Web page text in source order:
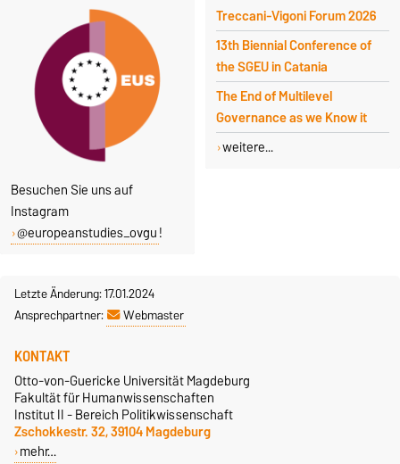
Treccani-Vigoni Forum 2026
13th Biennial Conference of
the SGEU in Catania
The End of Multilevel
Governance as we Know it
weitere...
Besuchen Sie uns auf
Instagram
@europeanstudies_ovgu!
Letzte Änderung: 17.01.2024
Ansprechpartner:
Webmaster
KONTAKT
Otto-von-Guericke Universität Magdeburg
Fakultät für Humanwissenschaften
Institut II - Bereich Politikwissenschaft
Zschokkestr. 32, 39104 Magdeburg
mehr…